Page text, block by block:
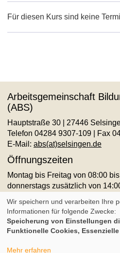
Für diesen Kurs sind keine
Arbeitsgemeinschaft
(ABS)
Hauptstraße 30 | 27446
Telefon 04284 9307-109 | Fax
E-Mail: abs(at)selsingen.de
Öffnungszeiten
Montag bis Freitag von 08:00
donnerstags zusätzlich von
AGB
Impressum
Cookie Einstellungen
Kontrast
Wir speichern und verarbeiten Ihre
Informationen für folgende Zwecke:
Speicherung von Einstellungen
Funktionelle Cookies,
Mehr erfahren